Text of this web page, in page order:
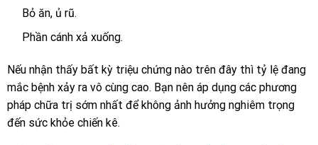
Bỏ ăn, ủ rũ.
Phần cánh xả xuống.
Nếu nhận thấy bất kỳ triệu chứng nào trên đây thì tỷ lệ đang
mắc bệnh xảy ra vô cùng cao. Bạn nên áp dụng các phương
pháp chữa trị sớm nhất để không ảnh hưởng nghiêm trọng
đến sức khỏe chiến kê.